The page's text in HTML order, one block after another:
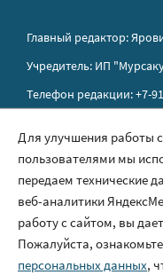
Главный редактор:
Учредитель: ИП
Телефон редакции: +7-
Правила сайта
Политика обработки
Размещение рекламы
Контакты
Для улучшения работы
пользователями мы
передаем технические
веб-аналитики
работу с сайтом, вы
Пожалуйста,
персональных данных,